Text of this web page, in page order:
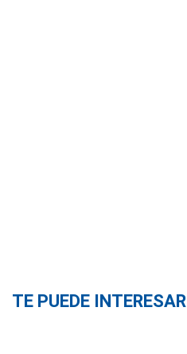
TE PUEDE INTERESAR